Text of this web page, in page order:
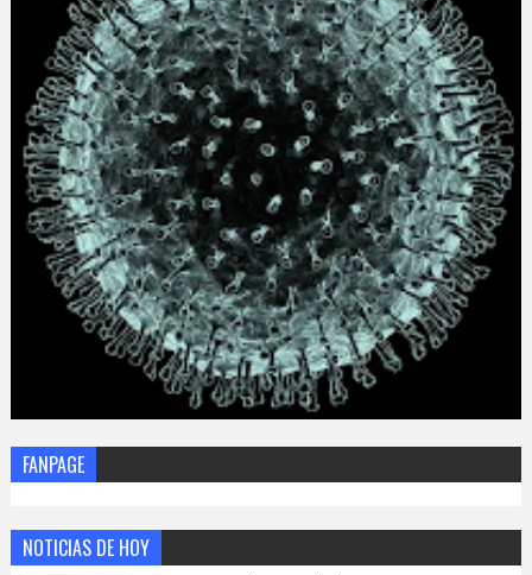
FANPAGE
NOTICIAS DE HOY